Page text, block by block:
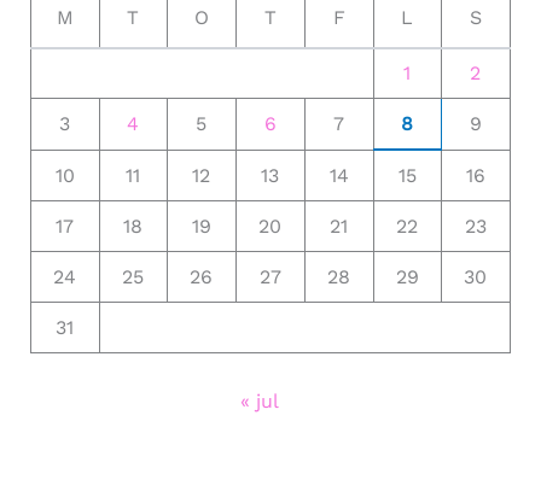
M T O T F L S
1 2
3 4 5 6 7 8 9
10 11 12 13 14 15 16
17 18 19 20 21 22 23
24 25 26 27 28 29 30
31
« jul